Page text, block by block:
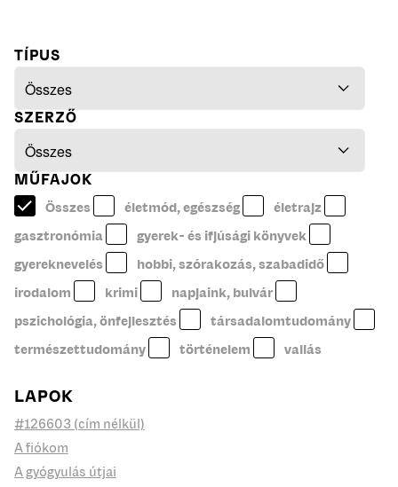
TÍPUS
SZERZŐ
MŰFAJOK
Összes életmód, egészség
életrajz
gasztronómia
gyerek- és ifjúsági könyvek
gyereknevelés
hobbi, szórakozás, szabadidő
irodalom
krimi
napjaink, bulvár
pszichológia, önfejlesztés
társadalomtudomány
természettudomány
történelem vallás
LAPOK
#126603 (cím nélkül)
A fiókom
A gyógyulás útjai